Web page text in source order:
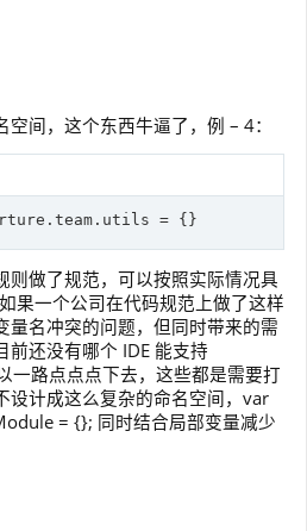
间，这个东西牛逼了，例 – 4：
= {}
则做了规范，可以按照实际情况具
果一个公司在代码规范上做了这样
量名冲突的问题，但同时带来的需
前还没有哪个 IDE 能支持
一路点点点下去，这些都是需要打
设计成这么复杂的命名空间，var
= {}; 同时结合局部变量减少